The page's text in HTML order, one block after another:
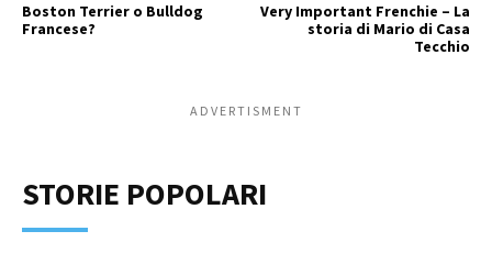
Boston Terrier o Bulldog
Francese?
Very Important Frenchie – La
storia di Mario di Casa
Tecchio
ADVERTISMENT
STORIE POPOLARI